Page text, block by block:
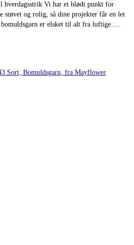
hverdagsstrik Vi har et blødt punkt for
støvet og rolig, så dine projekter får en let
bomuldsgarn er elsket til alt fra luftige …